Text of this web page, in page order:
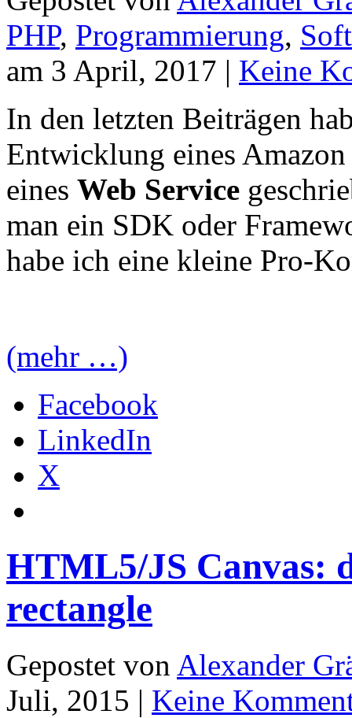
PHP, Programmierung,
am 3 April, 2017 | Keine
In den letzten Beiträgen
Entwicklung eines
eines Web Service
man ein SDK oder
habe ich eine kleine Pro-
(mehr …)
Facebook
LinkedIn
X
HTML5/JS Canvas:
rectangle
Gepostet von Alexander
Juli, 2015 | Keine